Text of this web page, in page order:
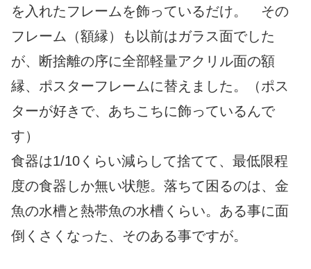
を入れたフレームを飾っているだけ。 その
フレーム（額縁）も以前はガラス面でした
が、断捨離の序に全部軽量アクリル面の額
縁、ポスターフレームに替えました。（ポス
ターが好きで、あちこちに飾っているんで
す）
食器は1/10くらい減らして捨てて、最低限程
度の食器しか無い状態。落ちて困るのは、金
魚の水槽と熱帯魚の水槽くらい。ある事に面
倒くさくなった、そのある事ですが。